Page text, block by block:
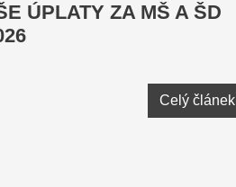
ÚPLATY ZA MŠ A ŠD
Celý článek